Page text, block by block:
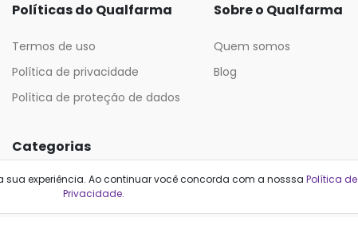
Políticas do Qualfarma
Termos de uso
Política de privacidade
Política de proteção de dados
Sobre o Qualfarma
Quem somos
Blog
Categorias
Cabelos
Maquiagem
sua experiência. Ao continuar você concorda com a nosssa Política de
Privacidade.